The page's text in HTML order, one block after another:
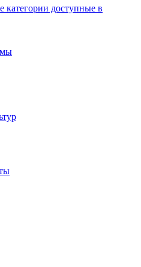
категории доступные в